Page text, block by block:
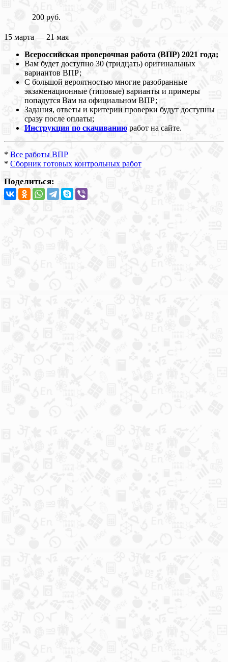
200 руб.
15 марта — 21 мая
Всероссийская проверочная работа (ВПР) 2021 года;
Вам будет доступно 30 (тридцать) оригинальных
вариантов ВПР;
С большой вероятностью многие разобранные
экзаменационные (типовые) варианты и примеры
попадутся Вам на официальном ВПР;
Задания, ответы и критерии проверки будут доступны
сразу после оплаты;
Инструкция по скачиванию работ на сайте.
* Все работы ВПР
* Сборник готовых контрольных работ
Поделиться: